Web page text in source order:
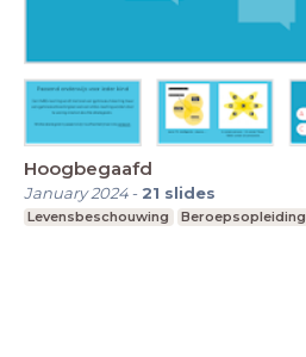
Hoogbegaafd
January 2024- 21 slides
Levensbeschouwing Beroepsopleiding